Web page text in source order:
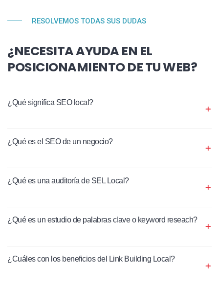
RESOLVEMOS TODAS SUS DUDAS
¿NECESITA AYUDA EN EL
POSICIONAMIENTO DE TU WEB?
¿Qué significa SEO local?
¿Qué es el SEO de un negocio?
¿Qué es una auditoría de SEL Local?
¿Qué es un estudio de palabras clave o keyword reseach?
¿Cuáles con los beneficios del Link Building Local?